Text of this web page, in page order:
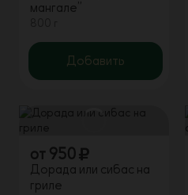
мангале”
Добавить
от 950
Дорада или сибас на
гриле